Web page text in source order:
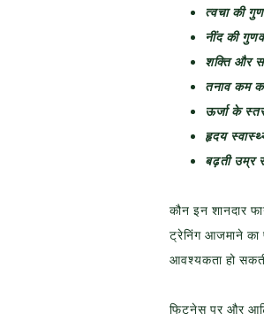
त्वचा की
नींद की
शक्ति और
तनाव कम
ऊर्जा के
हृदय
बढ़ती उम्र
कौन इन शानदार
ट्रेनिंग आजमाने का
आवश्यकता हो
फिटनेस पर और